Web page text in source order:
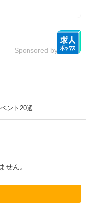
Sponsored by
ント20選
せん。